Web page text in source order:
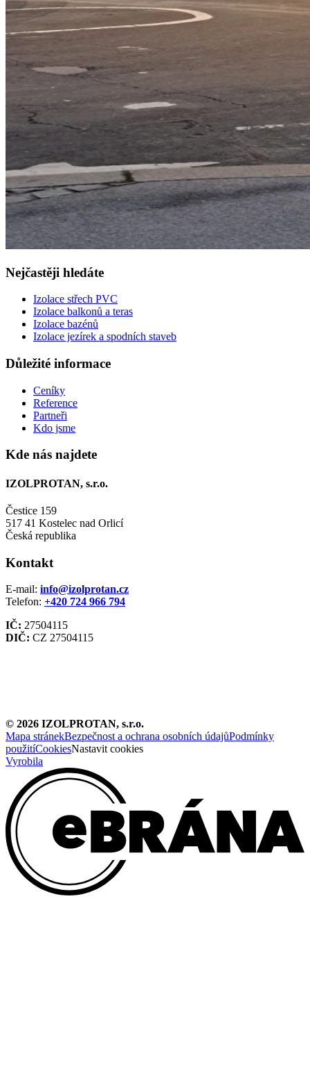
Nejčastěji hledáte
Izolace střech PVC
Izolace balkonů a teras
Izolace bazénů
Izolace jezírek a spodních staveb
Důležité informace
Ceníky
Reference
Partneři
Kdo jsme
Kde nás najdete
IZOLPROTAN, s.r.o.
Čestice 159
517 41 Kostelec nad Orlicí
Česká republika
Kontakt
E-mail: info@izolprotan.cz
Telefon: +420 724 966 794
IČ: 27504115
DIČ: CZ 27504115
© 2026 IZOLPROTAN, s.r.o.
Mapa stránekBezpečnost a ochrana osobních údajůPodmínky
použitíCookiesNastavit cookies
Vyrobila